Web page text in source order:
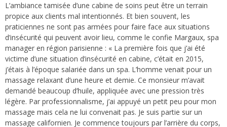
L’ambiance tamisée d’une cabine de soins peut être un terrain
propice aux clients mal intentionnés. Et bien souvent, les
praticiennes ne sont pas armées pour faire face aux situations
d’insécurité qui peuvent avoir lieu, comme le confie Margaux, spa
manager en région parisienne : « La première fois que j’ai été
victime d’une situation d’insécurité en cabine, c’était en 2015,
j’étais à l’époque salariée dans un spa. L’homme venait pour un
massage relaxant d’une heure et demie. Ce monsieur m’avait
demandé beaucoup d’huile, appliquée avec une pression très
légère. Par professionnalisme, j’ai appuyé un petit peu pour mon
massage mais cela ne lui convenait pas. Je suis partie sur un
massage californien. Je commence toujours par l’arrière du corps,